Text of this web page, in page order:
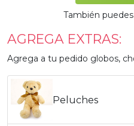
También
AGREGA EXTRAS:
Agrega a tu pedido globos,
Peluches